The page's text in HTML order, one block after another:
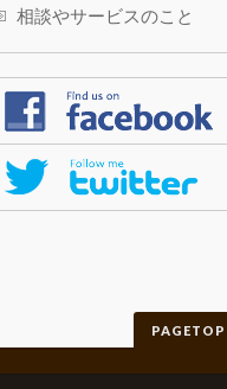
相談やサービスのこと
PAGETOP